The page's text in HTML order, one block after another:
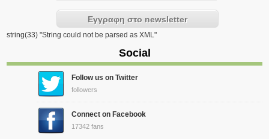
string(33) "String could not be parsed as XML"
Social
Follow us on Twitter
followers
Connect on Facebook
17342 fans